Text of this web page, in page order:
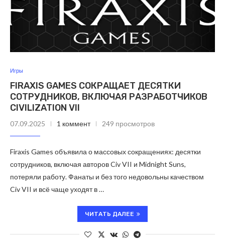
Игры
FIRAXIS GAMES СОКРАЩАЕТ ДЕСЯТКИ
СОТРУДНИКОВ, ВКЛЮЧАЯ РАЗРАБОТЧИКОВ
CIVILIZATION VII
07.09.2025 1 коммент 249 просмотров
Firaxis Games объявила о массовых сокращениях: десятки
сотрудников, включая авторов Civ VII и Midnight Suns,
потеряли работу. Фанаты и без того недовольны качеством
Civ VII и всё чаще уходят в …
ЧИТАТЬ ДАЛЕЕ